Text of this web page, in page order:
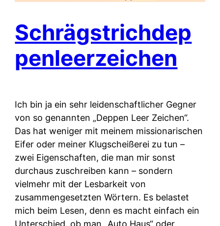
Schrägstrichdep
penleerzeichen
Ich bin ja ein sehr leidenschaftlicher Gegner
von so genannten „Deppen Leer Zeichen“.
Das hat weniger mit meinem missionarischen
Eifer oder meiner Klugscheißerei zu tun –
zwei Eigenschaften, die man mir sonst
durchaus zuschreiben kann – sondern
vielmehr mit der Lesbarkeit von
zusammengesetzten Wörtern. Es belastet
mich beim Lesen, denn es macht einfach ein
Unterschied, ob man „Auto Haus“ oder